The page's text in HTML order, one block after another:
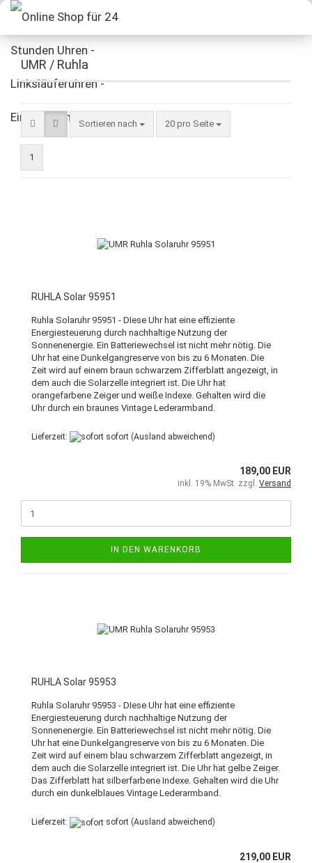
UMR / Ruhla
Sortieren nach 20 pro Seite
1
RUHLA Solar 95951
Ruhla Solaruhr 95951 - DIese Uhr hat eine effiziente
Energiesteuerung durch nachhaltige Nutzung der
Sonnenenergie. Ein Batteriewechsel ist nicht mehr nötig. Die
Uhr hat eine Dunkelgangreserve von bis zu 6 Monaten. Die
Zeit wird auf einem braun schwarzem Zifferblatt angezeigt, in
dem auch die Solarzelle integriert ist. Die Uhr hat
orangefarbene Zeiger und weiße Indexe. Gehalten wird die
Uhr durch ein braunes Vintage Lederarmband.
Lieferzeit: sofort (Ausland abweichend)
189,00 EUR
inkl. 19% MwSt. zzgl. Versand
IN DEN WARENKORB
RUHLA Solar 95953
Ruhla Solaruhr 95953 - DIese Uhr hat eine effiziente
Energiesteuerung durch nachhaltige Nutzung der
Sonnenenergie. Ein Batteriewechsel ist nicht mehr nötig. Die
Uhr hat eine Dunkelgangreserve von bis zu 6 Monaten. Die
Zeit wird auf einem blau schwarzem Zifferblatt angezeigt, in
dem auch die Solarzelle integriert ist. Die Uhr hat gelbe Zeiger.
Das Zifferblatt hat silberfarbene Indexe. Gehalten wird die Uhr
durch ein dunkelblaues Vintage Lederarmband.
Lieferzeit: sofort (Ausland abweichend)
219,00 EUR